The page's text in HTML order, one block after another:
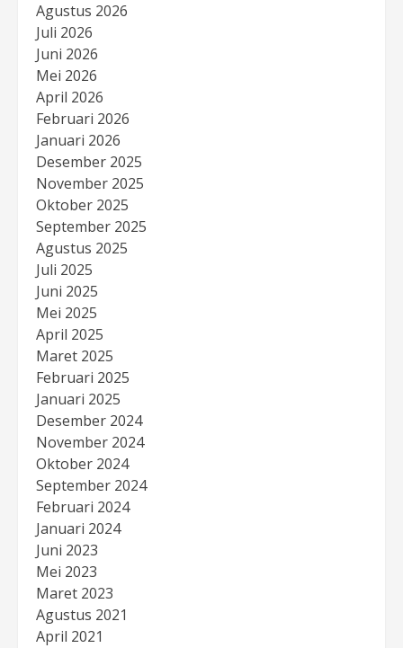
Agustus 2026
Juli 2026
Juni 2026
Mei 2026
April 2026
Februari 2026
Januari 2026
Desember 2025
November 2025
Oktober 2025
September 2025
Agustus 2025
Juli 2025
Juni 2025
Mei 2025
April 2025
Maret 2025
Februari 2025
Januari 2025
Desember 2024
November 2024
Oktober 2024
September 2024
Februari 2024
Januari 2024
Juni 2023
Mei 2023
Maret 2023
Agustus 2021
April 2021